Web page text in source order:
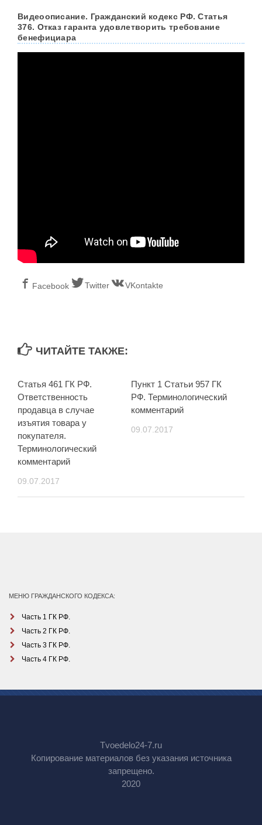
Видеоописание. Гражданский кодекс РФ. Статья
376. Отказ гаранта удовлетворить требование
бенефициара
Facebook Twitter VKontakte
ЧИТАЙТЕ ТАКЖЕ:
Статья 461 ГК РФ.
Ответственность
продавца в случае
изъятия товара у
покупателя.
Терминологический
комментарий
09.07.2017
Пункт 1 Статьи 957 ГК
РФ. Терминологический
комментарий
09.07.2017
МЕНЮ ГРАЖДАНСКОГО КОДЕКСА:
Часть 1 ГК РФ.
Часть 2 ГК РФ.
Часть 3 ГК РФ.
Часть 4 ГК РФ.
Tvoedelo24-7.ru
Копирование материалов без указания источника
запрещено.
2020